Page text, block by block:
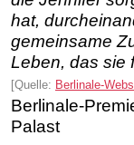
hat,
gemeinsame
Leben, das sie
[Quelle: Berlinale-
Berlinale-
Palast